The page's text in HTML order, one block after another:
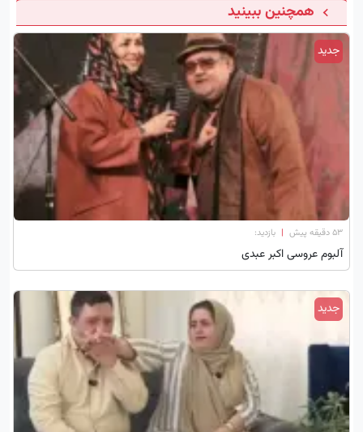
همچنین ببینید
جدید
۵۳ دقیقه پیش | بازدید:
آلبوم عروسی اکبر عبدی
جدید